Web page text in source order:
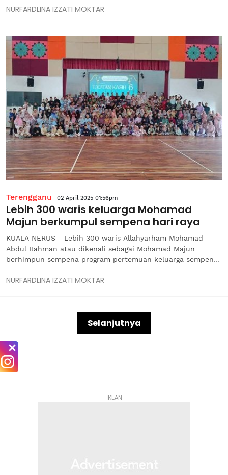
Kasyfi Syahmi Ghazali berkata, pihaknya menerima panggilan
NURFARDLINA IZZATI MOKTAR
Terengganu 02 April 2025 01:56pm
Lebih 300 waris keluarga Mohamad
Majun berkumpul sempena hari raya
KUALA NERUS - Lebih 300 waris Allahyarham Mohamad
Abdul Rahman atau dikenali sebagai Mohamad Majun
berhimpun sempena program pertemuan keluarga sempena
di sini. Dewan Masyarakat Tok Jiring menjadi saksi
NURFARDLINA IZZATI MOKTAR
Selanjutnya
- IKLAN -